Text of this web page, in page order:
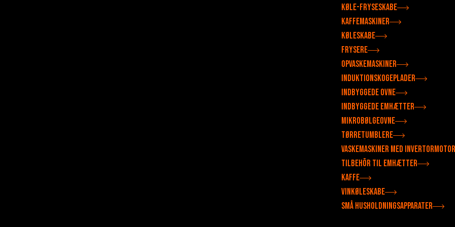
Køle-fryseskabe
Kaffemaskiner
Køleskabe
Frysere
Opvaskemaskiner
Induktionskogeplader
Indbyggede ovne
Indbyggede emhætter
Mikrobølgeovne
Tørretumblere
Vaskemaskiner med invertormotor
Tilbehör til emhætter
Kaffe
Vinkøleskabe
Små husholdningsapparater